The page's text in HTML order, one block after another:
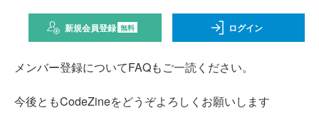
新規会員登録 無料 ログイン
メンバー登録についてFAQもご一読ください。
今後ともCodeZineをどうぞよろしくお願いします